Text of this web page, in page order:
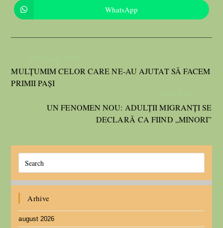
WhatsApp
MULȚUMIM CELOR CARE NE-AU AJUTAT SĂ FACEM
PRIMII PAȘI
UN FENOMEN NOU: ADULȚII MIGRANȚI SE
DECLARĂ CA FIIND „MINORI”
Arhive
august 2026